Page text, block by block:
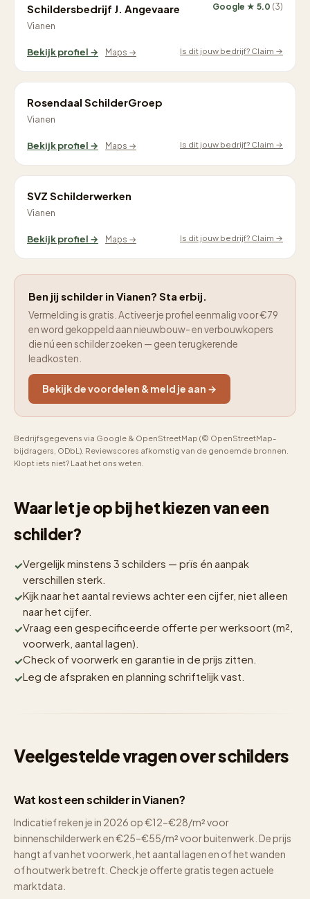
Schildersbedrijf J. Angevaare
Vianen
Google ★ 5.0 (3)
Bekijk profiel → Maps → Is dit jouw bedrijf? Claim →
Rosendaal SchilderGroep
Vianen
Bekijk profiel → Maps → Is dit jouw bedrijf? Claim →
SVZ Schilderwerken
Vianen
Bekijk profiel → Maps → Is dit jouw bedrijf? Claim →
Ben jij schilder in Vianen? Sta erbij.
Vermelding is gratis. Activeer je profiel eenmalig voor €79
en word gekoppeld aan nieuwbouw- en verbouwkopers
die nú een schilder zoeken — geen terugkerende
leadkosten.
Bekijk de voordelen & meld je aan →
Bedrijfsgegevens via Google & OpenStreetMap (© OpenStreetMap-
bijdragers, ODbL). Reviewscores afkomstig van de genoemde bronnen.
Klopt iets niet? Laat het ons weten.
Waar let je op bij het kiezen van een
schilder?
Vergelijk minstens 3 schilders — prïs én aanpak
verschillen sterk.
Kijk naar het aantal reviews achter een cijfer, niet alleen
naar het cijfer.
Vraag een gespecificeerde offerte per werksoort (m²,
voorwerk, aantal lagen).
Check of voorwerk en garantie in de prijs zitten.
Leg de afspraken en planning schriftelijk vast.
Veelgestelde vragen over schilders
Wat kost een schilder in Vianen?
Indicatief reken je in 2026 op €12–€28/m² voor
binnenschilderwerk en €25–€55/m² voor buitenwerk. De prijs
hangt af van het voorwerk, het aantal lagen en of het wanden
of houtwerk betreft. Check je offerte gratis tegen actuele
marktdata.